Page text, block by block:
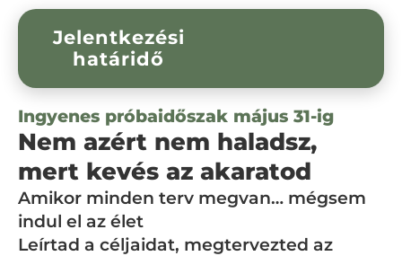
Jelentkezési
határidő
Ingyenes próbaidőszak május 31-ig
Nem azért nem haladsz,
mert kevés az akaratod
Amikor minden terv megvan… mégsem
indul el az élet
Leírtad a céljaidat, megtervezted az